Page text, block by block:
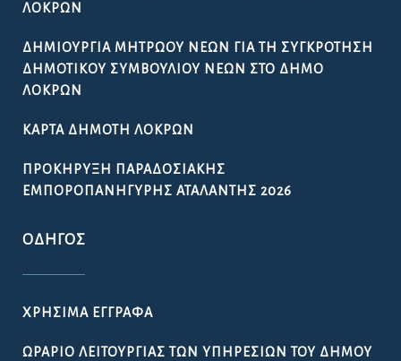
ΛΟΚΡΏΝ
ΔΗΜΙΟΥΡΓΊΑ ΜΗΤΡΏΟΥ ΝΈΩΝ ΓΙΑ ΤΗ ΣΥΓΚΡΌΤΗΣΗ
ΔΗΜΟΤΙΚΟΎ ΣΥΜΒΟΥΛΊΟΥ ΝΈΩΝ ΣΤΟ ΔΉΜΟ
ΛΟΚΡΏΝ
ΚΆΡΤΑ ΔΗΜΌΤΗ ΛΟΚΡΏΝ
ΠΡΟΚΉΡΥΞΗ ΠΑΡΑΔΟΣΙΑΚΉΣ
ΕΜΠΟΡΟΠΑΝΉΓΥΡΗΣ ΑΤΑΛΆΝΤΗΣ 2026
ΟΔΗΓΌΣ
ΧΡΉΣΙΜΑ ΈΓΓΡΑΦΑ
ΩΡΆΡΙΟ ΛΕΙΤΟΥΡΓΊΑΣ ΤΩΝ ΥΠΗΡΕΣΙΏΝ ΤΟΥ ΔΉΜΟΥ